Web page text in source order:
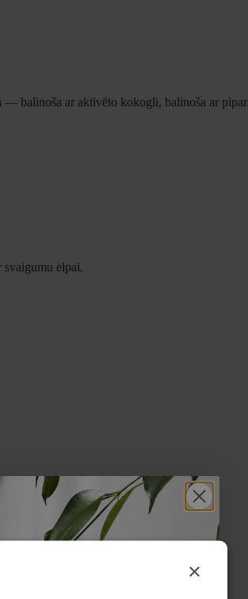
— balinoša ar aktivēto kokogli, balinoša ar
svaigumu elpai.
×